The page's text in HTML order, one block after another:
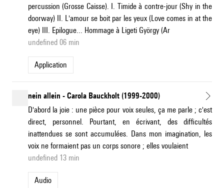
percussion (Grosse Caisse). I. Timide à contre-jour (Shy in the
doorway) II. L'amour se boit par les yeux (Love comes in at the
eye) III. Epilogue... Hommage à Ligeti György (Ar
undefined 06 min
application
nein allein - Carola Bauckholt (1999-2000)
D'abord la joie : une pièce pour voix seules, ça me parle ; c'est
direct, personnel. Pourtant, en écrivant, des difficultés
inattendues se sont accumulées. Dans mon imagination, les
voix ne formaient pas un corps sonore ; elles voulaient
undefined 13 min
Audio